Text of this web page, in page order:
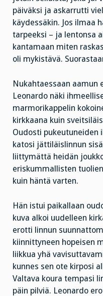
päiväksi ja askarrutti
käydessäkin. Jos ilmaa
tarpeeksi – ja lentonsa
kantamaan miten
oli mykistävä.
Nukahtaessaan aamun
Leonardo näki
marmorikappelin
kirkkaana kuin
Oudosti pukeutuneiden
katosi jättiläislinnun
liittymättä heidän
eriskummallisten
kuin häntä varten.
Hän istui paikallaan
kuva alkoi uudelleen
erotti linnun
kiinnittyneen hopeisen
liikkua yhä
kunnes sen ote kirposi
Valtava koura tempasi
päin pilviä. Leonardo